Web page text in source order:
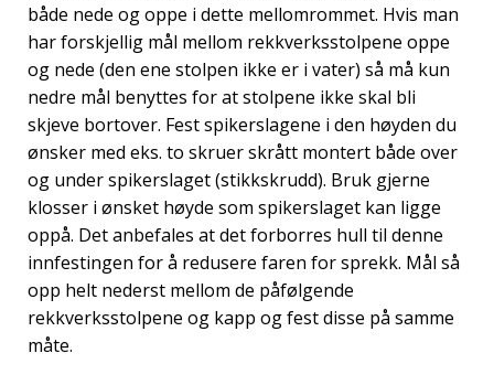
både nede og oppe i dette mellomrommet. Hvis man
har forskjellig mål mellom rekkverksstolpene oppe
og nede (den ene stolpen ikke er i vater) så må kun
nedre mål benyttes for at stolpene ikke skal bli
skjeve bortover. Fest spikerslagene i den høyden du
ønsker med eks. to skruer skrått montert både over
og under spikerslaget (stikkskrudd). Bruk gjerne
klosser i ønsket høyde som spikerslaget kan ligge
oppå. Det anbefales at det forborres hull til denne
innfestingen for å redusere faren for sprekk. Mål så
opp helt nederst mellom de påfølgende
rekkverksstolpene og kapp og fest disse på samme
måte.